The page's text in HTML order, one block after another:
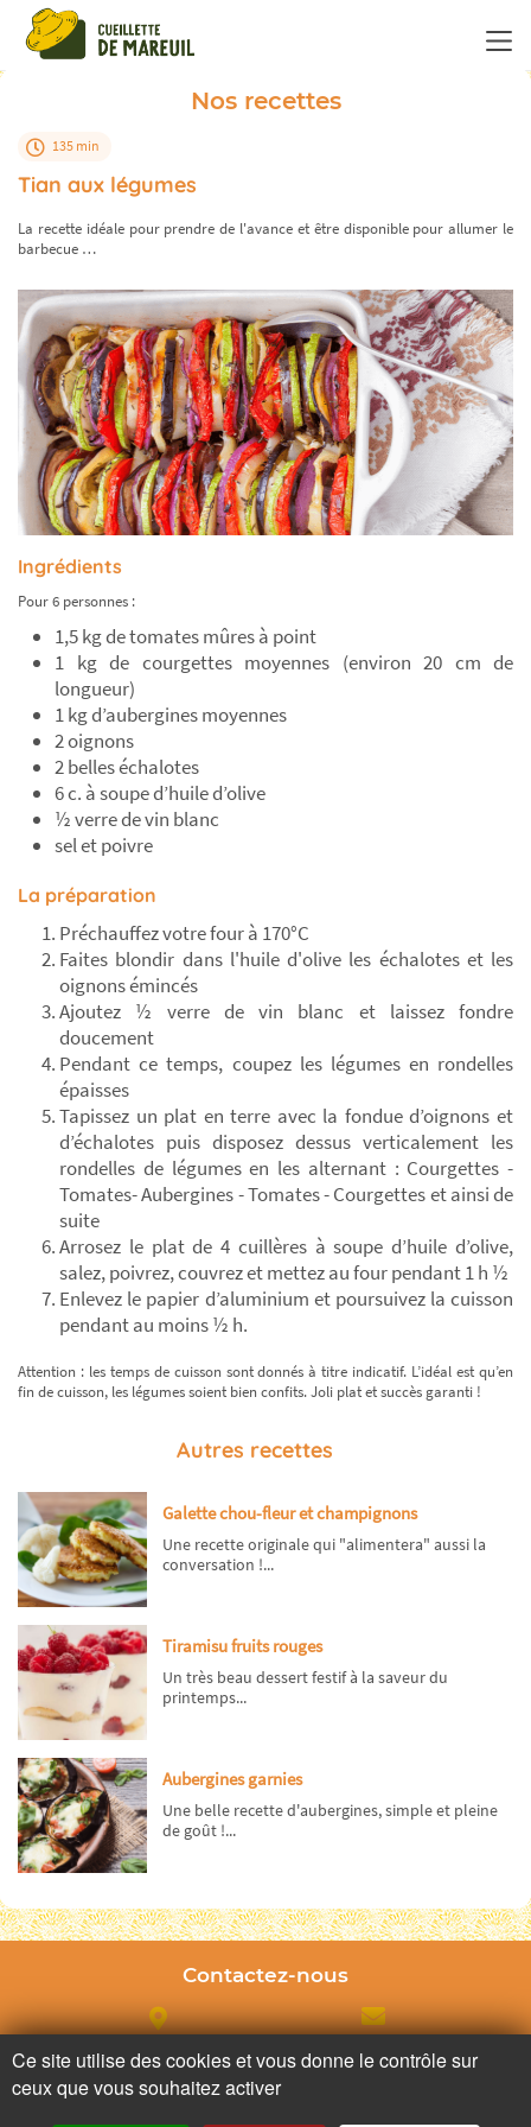
Nos recettes
135 min
Tian aux légumes
La recette idéale pour prendre de l'avance et être disponible pour allumer le
barbecue …
Ingrédients
Pour 6 personnes :
1,5 kg de tomates mûres à point
1 kg de courgettes moyennes (environ 20 cm de
longueur)
1 kg d’aubergines moyennes
2 oignons
2 belles échalotes
6 c. à soupe d’huile d’olive
½ verre de vin blanc
sel et poivre
La préparation
Préchauffez votre four à 170°C
Faites blondir dans l'huile d'olive les échalotes et les
oignons émincés
Ajoutez ½ verre de vin blanc et laissez fondre
doucement
Pendant ce temps, coupez les légumes en rondelles
épaisses
Tapissez un plat en terre avec la fondue d’oignons et
d’échalotes puis disposez dessus verticalement les
rondelles de légumes en les alternant : Courgettes -
Tomates- Aubergines - Tomates - Courgettes et ainsi de
suite
Arrosez le plat de 4 cuillères à soupe d’huile d’olive,
salez, poivrez, couvrez et mettez au four pendant 1 h ½
Enlevez le papier d’aluminium et poursuivez la cuisson
pendant au moins ½ h.
Attention : les temps de cuisson sont donnés à titre indicatif. L’idéal est qu’en
fin de cuisson, les légumes soient bien confits. Joli plat et succès garanti !
Autres recettes
Galette chou-fleur et champignons
Une recette originale qui "alimentera" aussi la
conversation !...
Tiramisu fruits rouges
Un très beau dessert festif à la saveur du
printemps...
Aubergines garnies
Une belle recette d'aubergines, simple et pleine
de goût !...
Contactez-nous
Adresse Contactez nous
Panneau de gestion des cookies
Ce site utilise des cookies et vous donne le contrôle sur
ceux que vous souhaitez activer